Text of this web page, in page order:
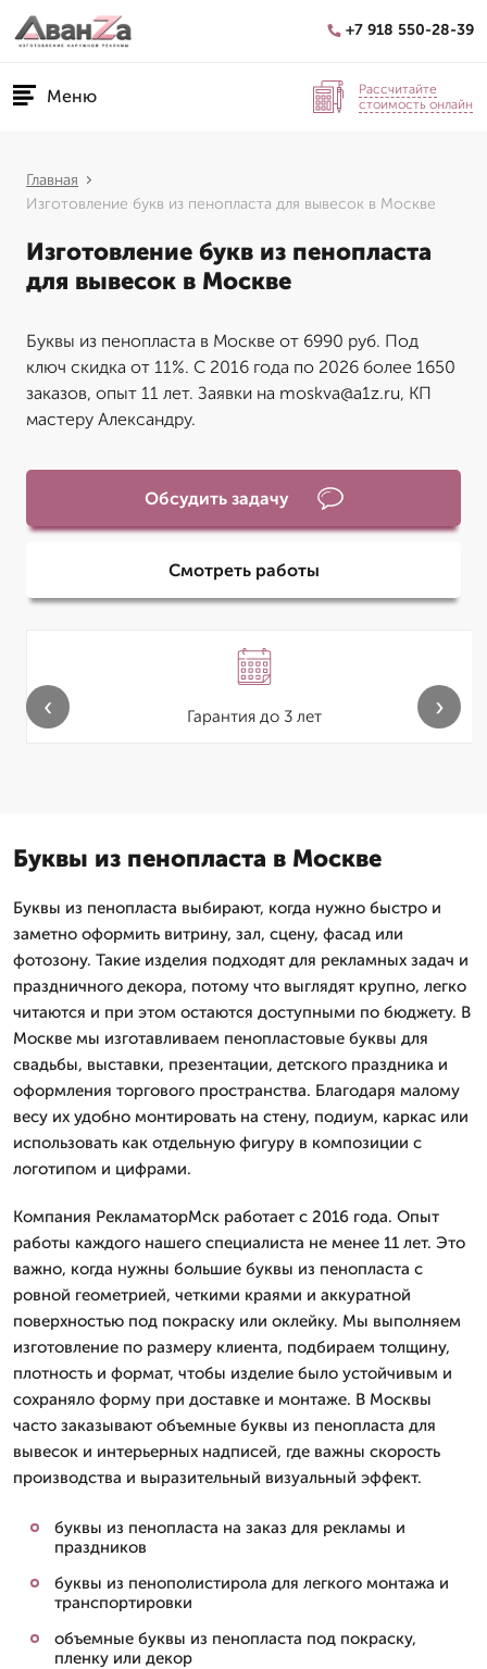
+7 918 550-28-39
Меню
Рассчитайте
стоимость онлайн
Главная
Изготовление букв из пенопласта для вывесок в Москве
Изготовление букв из пенопласта
для вывесок в Москве
Буквы из пенопласта в Москве от 6990 руб. Под
ключ скидка от 11%. С 2016 года по 2026 более 1650
заказов, опыт 11 лет. Заявки на moskva@a1z.ru, КП
мастеру Александру.
Обсудить задачу
Смотреть работы
Гарантия до 3 лет
‹ ›
Буквы из пенопласта в Москве
Буквы из пенопласта выбирают, когда нужно быстро и
заметно оформить витрину, зал, сцену, фасад или
фотозону. Такие изделия подходят для рекламных задач и
праздничного декора, потому что выглядят крупно, легко
читаются и при этом остаются доступными по бюджету. В
Москве мы изготавливаем пенопластовые буквы для
свадьбы, выставки, презентации, детского праздника и
оформления торгового пространства. Благодаря малому
весу их удобно монтировать на стену, подиум, каркас или
использовать как отдельную фигуру в композиции с
логотипом и цифрами.
Компания РекламаторМск работает с 2016 года. Опыт
работы каждого нашего специалиста не менее 11 лет. Это
важно, когда нужны большие буквы из пенопласта с
ровной геометрией, четкими краями и аккуратной
поверхностью под покраску или оклейку. Мы выполняем
изготовление по размеру клиента, подбираем толщину,
плотность и формат, чтобы изделие было устойчивым и
сохраняло форму при доставке и монтаже. В Москвы
часто заказывают объемные буквы из пенопласта для
вывесок и интерьерных надписей, где важны скорость
производства и выразительный визуальный эффект.
буквы из пенопласта на заказ для рекламы и
праздников
буквы из пенополистирола для легкого монтажа и
транспортировки
объемные буквы из пенопласта под покраску,
пленку или декор